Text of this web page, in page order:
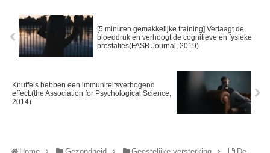
[5 minuten gemakkelijke training] Verlaagt de
bloeddruk en verhoogt de cognitieve en fysieke
prestaties(FASB Journal, 2019)
Knuffels hebben een immuniteitsverhogend
effect.(the Association for Psychological Science,
2014)